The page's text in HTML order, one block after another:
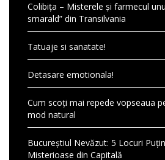
Colibița – Misterele și farmecul
smarald” din Transilvania
Tatuaje si sanatate!
Detasare emotionala!
Cum scoți mai repede vopseaua
mod natural
Bucureștiul Nevăzut: 5 Locuri
Misterioase din Capitală